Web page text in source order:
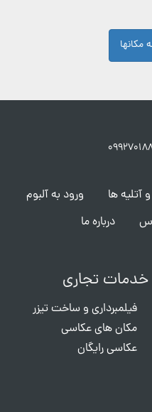
ها
ورود به آلبوم
درباره ما
خدمات تجاری
فیلمبرداری و ساخت تیزر
مکان های عکاسی
عکاسی رایگان